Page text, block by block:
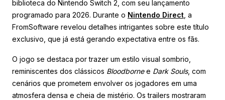
biblioteca do Nintendo Switch 2, com seu lançamento
programado para 2026. Durante o Nintendo Direct , a
FromSoftware revelou detalhes intrigantes sobre este título
exclusivo, que já está gerando expectativa entre os fãs.
O jogo se destaca por trazer um estilo visual sombrio,
reminiscentes dos clássicos Bloodbornee Dark Souls, com
cenários que prometem envolver os jogadores em uma
atmosfera densa e cheia de mistério. Os trailers mostraram